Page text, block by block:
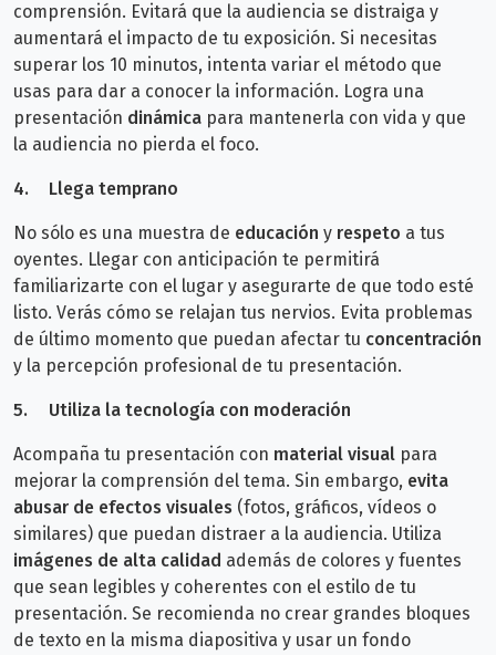
comprensión. Evitará que la audiencia se distraiga y
aumentará el impacto de tu exposición. Si necesitas
superar los 10 minutos, intenta variar el método que
usas para dar a conocer la información. Logra una
presentación dinámica para mantenerla con vida y que
la audiencia no pierda el foco.
4. Llega temprano
No sólo es una muestra de educación y respeto a tus
oyentes. Llegar con anticipación te permitirá
familiarizarte con el lugar y asegurarte de que todo esté
listo. Verás cómo se relajan tus nervios. Evita problemas
de último momento que puedan afectar tu concentración
y la percepción profesional de tu presentación.
5. Utiliza la tecnología con moderación
Acompaña tu presentación con material visual para
mejorar la comprensión del tema. Sin embargo, evita
abusar de efectos visuales (fotos, gráficos, vídeos o
similares) que puedan distraer a la audiencia. Utiliza
imágenes de alta calidad además de colores y fuentes
que sean legibles y coherentes con el estilo de tu
presentación. Se recomienda no crear grandes bloques
de texto en la misma diapositiva y usar un fondo